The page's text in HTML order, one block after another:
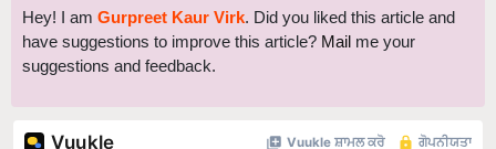
Hey! I am Gurpreet Kaur Virk. Did you liked this article and
have suggestions to improve this article? Mail me your
suggestions and feedback.